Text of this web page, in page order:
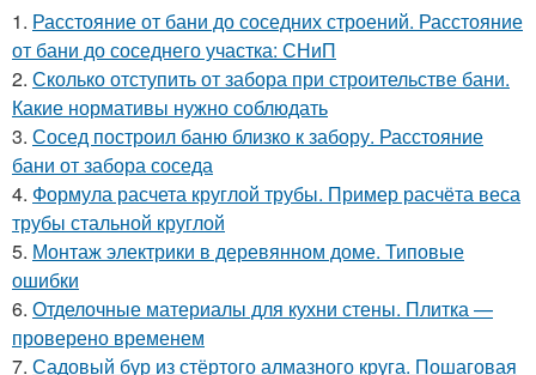
1. Расстояние от бани до соседних строений. Расстояние
от бани до соседнего участка: СНиП
2. Сколько отступить от забора при строительстве бани.
Какие нормативы нужно соблюдать
3. Сосед построил баню близко к забору. Расстояние
бани от забора соседа
4. Формула расчета круглой трубы. Пример расчёта веса
трубы стальной круглой
5. Монтаж электрики в деревянном доме. Типовые
ошибки
6. Отделочные материалы для кухни стены. Плитка —
проверено временем
7. Садовый бур из стёртого алмазного круга. Пошаговая